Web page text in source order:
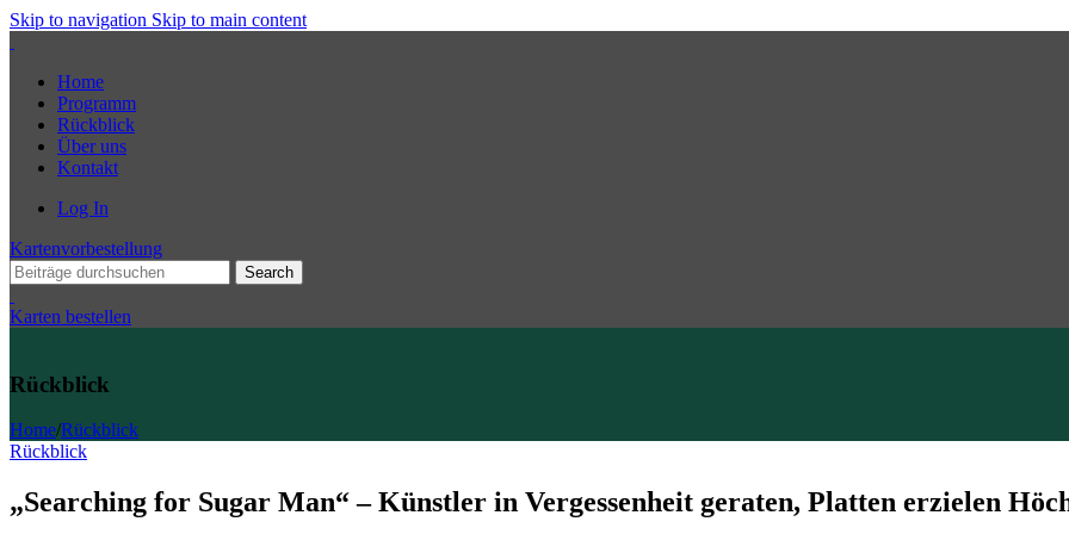
Skip to navigation Skip to main content
Home
Programm
Rückblick
Über uns
Kontakt
Log In
Kartenvorbestellung
Search
Karten bestellen
Rückblick
Home/Rückblick
Rückblick
„Searching for Sugar Man“ – Künstler in Vergessenheit geraten, Platten erzielen